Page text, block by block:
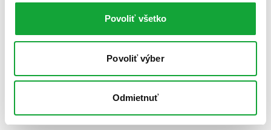
Povoliť všetko
Povoliť výber
Odmietnuť